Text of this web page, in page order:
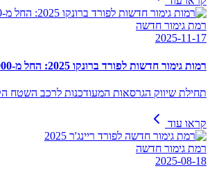
רמת גימור חדשה
2025-11-17
רמות גימור חדשות לפורד ברונקו 2025: החל מ-399,900 ש"ח
תחילת שיווק הגרסאות המעודכנות לרכב השטח
קראו עוד
רמת גימור חדשה
2025-08-18